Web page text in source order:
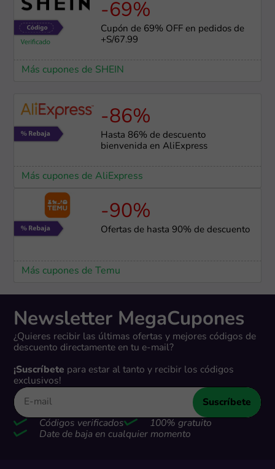
-69%
Cupón de 69% OFF en pedidos de
+S/67.99
Más cupones de SHEIN
-86%
Hasta 86% de descuento
bienvenida en AliExpress
Más cupones de AliExpress
-90%
Ofertas de hasta 90% de descuento
Más cupones de Temu
Newsletter MegaCupones
¿Quieres recibir las últimas ofertas y mejores códigos de
descuento directamente en tu e-mail?
¡Suscríbete para estar al tanto y recibir los códigos
exclusivos!
Suscríbete
Códigos verificados
100% gratuito
Date de baja en cualquier momento